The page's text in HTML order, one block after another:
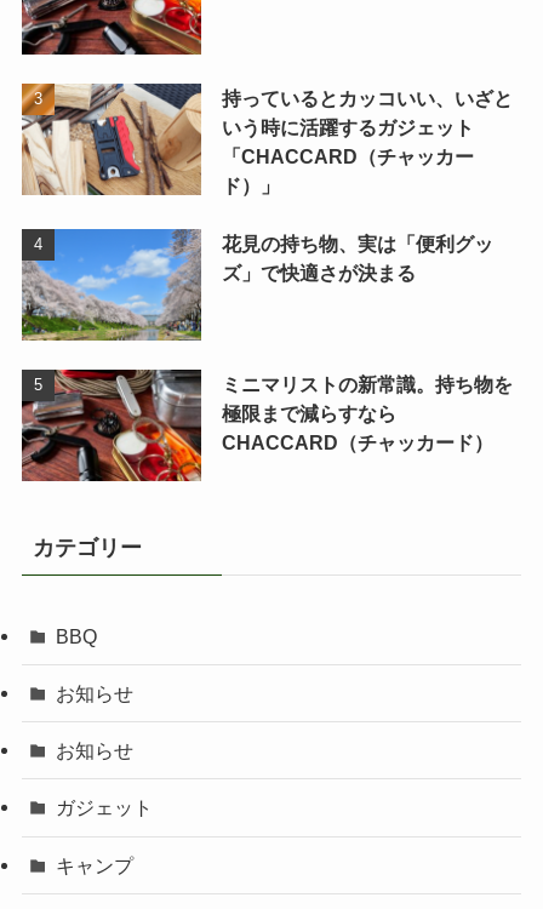
持っているとカッコいい、いざと
いう時に活躍するガジェット
「CHACCARD（チャッカー
ド）」
花見の持ち物、実は「便利グッ
ズ」で快適さが決まる
ミニマリストの新常識。持ち物を
極限まで減らすなら
CHACCARD（チャッカード）
カテゴリー
BBQ
お知らせ
お知らせ
ガジェット
キャンプ